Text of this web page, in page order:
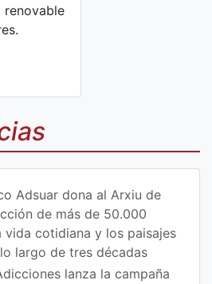
Adsuar dona al Arxiu de
de más de 50.000
vida cotidiana y los paisajes
largo de tres décadas
lanza la campaña